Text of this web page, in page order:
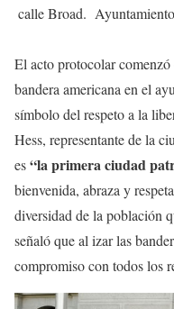
calle Broad.
El acto protocolar
bandera americana en el
símbolo del respeto a la
Hess, representante de la
es“la primera ciudad
bienvenida, abraza y
diversidad de la población
señaló que al izar las
compromiso con todos los